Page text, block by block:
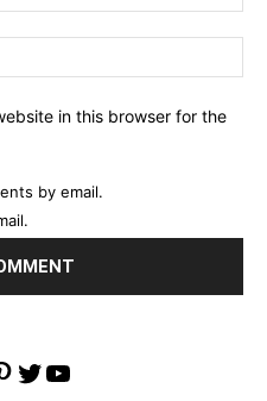
in this browser for the
by email.
Twitter
YouTube